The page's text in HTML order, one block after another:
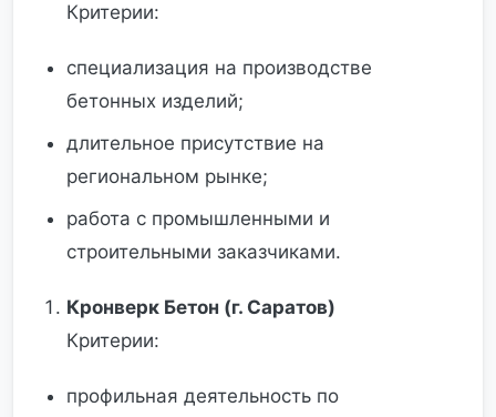
Критерии:
специализация на производстве
бетонных изделий;
длительное присутствие на
региональном рынке;
работа с промышленными и
строительными заказчиками.
Кронверк Бетон (г. Саратов)
Критерии:
профильная деятельность по